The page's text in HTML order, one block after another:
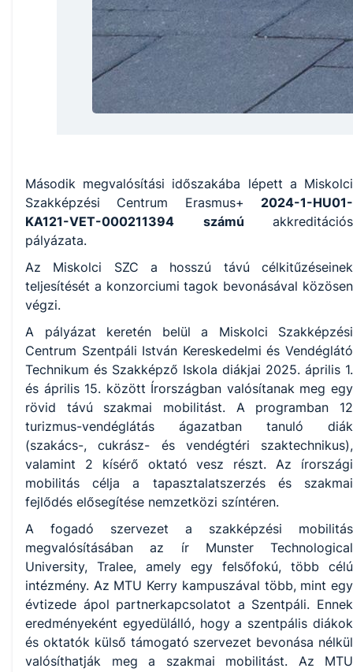
Második megvalósítási időszakába lépett a Miskolci
Szakképzési Centrum Erasmus+ 2024-1-HU01-
KA121-VET-000211394 számú akkreditációs
pályázata.
Az Miskolci SZC a hosszú távú célkitűzéseinek
teljesítését a konzorciumi tagok bevonásával közösen
végzi.
A pályázat keretén belül a Miskolci Szakképzési
Centrum Szentpáli István Kereskedelmi és Vendéglátó
Technikum és Szakképző Iskola diákjai 2025. április 1.
és április 15. között Írországban valósítanak meg egy
rövid távú szakmai mobilitást. A programban 12
turizmus-vendéglátás ágazatban tanuló diák
(szakács-, cukrász- és vendégtéri szaktechnikus),
valamint 2 kísérő oktató vesz részt. Az írországi
mobilitás célja a tapasztalatszerzés és szakmai
fejlődés elősegítése nemzetközi színtéren.
A fogadó szervezet a szakképzési mobilitás
megvalósításában az ír Munster Technological
University, Tralee, amely egy felsőfokú, több célú
intézmény. Az MTU Kerry kampuszával több, mint egy
évtizede ápol partnerkapcsolatot a Szentpáli. Ennek
eredményeként egyedülálló, hogy a szentpális diákok
és oktatók külső támogató szervezet bevonása nélkül
valósíthatják meg a szakmai mobilitást. Az MTU